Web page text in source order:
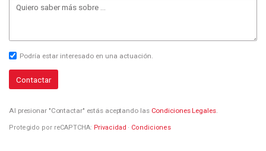
Podría estar interesado en una actuación.
Contactar
Al presionar "Contactar" estás aceptando las Condiciones Legales.
Protegido por reCAPTCHA: Privacidad · Condiciones